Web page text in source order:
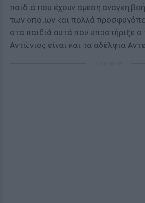
παιδιά που έχουν άμεση ανάγκη
των οποίων και πολλά
στα παιδιά αυτά που υποστήριξε ο
Αντώνιος είναι και τα αδέλφια